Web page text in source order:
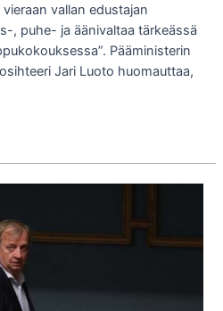
vallan edustajan
, puhe- ja äänivaltaa tärkeässä
Pääministerin
Jari Luoto huomauttaa,